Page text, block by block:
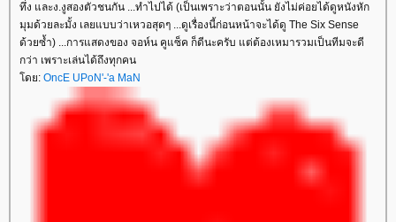
ทึ่ง และง.งูสองตัวชนกัน ...ทำไปได้ (เป็นเพราะว่าตอนนั้น ยังไม่ค่อยได้ดูหนังหัก
มุมด้วยละมั้ง เลยแบบว่าเหวอสุดๆ ...ดูเรื่องนี้ก่อนหน้าจะได้ดู The Six Sense
ด้วยซ้ำ) ...การแสดงของ จอห์น คูแซ็ค ก็ดีนะครับ แต่ต้องเหมารวมเป็นทีมจะดี
กว่า เพราะเล่นได้ถึงทุกคน
ดย: OncE UPoN'-'a MaN